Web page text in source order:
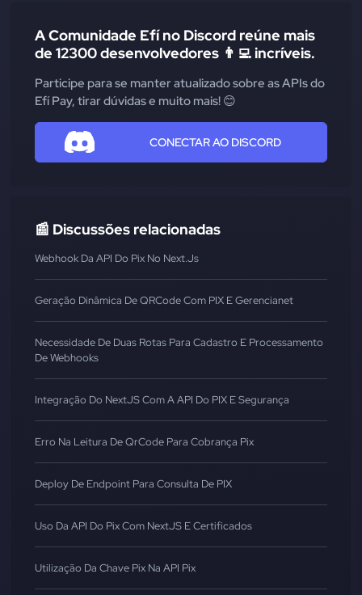
A Comunidade Efí no Discord reúne mais
de 12300 desenvolvedores 👨‍💻 incríveis.
Participe para se manter atualizado sobre as APIs do
Efí Pay, tirar dúvidas e muito mais! 😊
CONECTAR AO DISCORD
📰 Discussões relacionadas
Webhook Da API Do Pix No Next.js
Geração Dinâmica De QRCode Com PIX E Gerencianet
Necessidade De Duas Rotas Para Cadastro E Processamento
De Webhooks
Integração Do NextJS Com A API Do PIX E Segurança
Erro Na Leitura De QrCode Para Cobrança Pix
Deploy De Endpoint Para Consulta De PIX
Uso Da API Do Pix Com NextJS E Certificados
Utilização Da Chave Pix Na API Pix